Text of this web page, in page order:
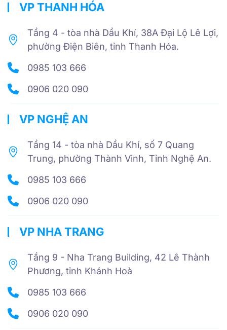
VP THANH HÓA
Tầng 4 - tòa nhà Dầu Khí, 38A Đại Lộ Lê Lợi,
phường Điện Biên, tỉnh Thanh Hóa.
0985 103 666
0906 020 090
VP NGHỆ AN
Tầng 14 - tòa nhà Dầu Khí, số 7 Quang
Trung, phường Thành Vinh, Tỉnh Nghệ An.
0985 103 666
0906 020 090
VP NHA TRANG
Tầng 9 - Nha Trang Building, 42 Lê Thành
Phương, tỉnh Khánh Hoà
0985 103 666
0906 020 090